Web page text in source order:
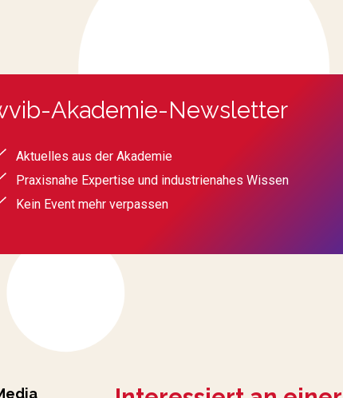
Akademie-Newsletter
Aktuelles aus der Akademie
Praxisnahe Expertise und industrienahes Wissen
Kein Event mehr verpassen